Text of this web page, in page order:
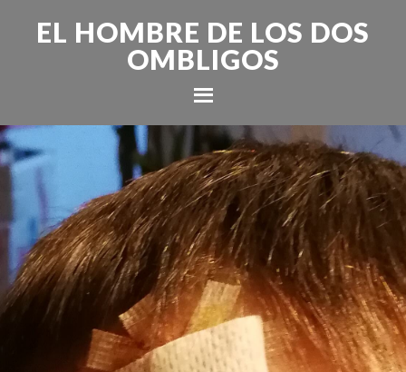
EL HOMBRE DE LOS DOS
OMBLIGOS